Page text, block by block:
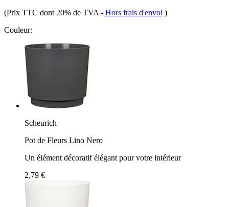
(Prix TTC dont 20% de TVA - Hors frais d'envoi )
Couleur:
Scheurich
Pot de Fleurs Lino Nero
Un élément décoratif élégant pour votre intérieur
2,79 €